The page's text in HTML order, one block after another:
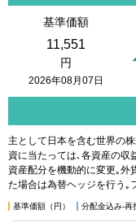
基準価額
11,551
円
2026年08月07日
主として日本を含む世界の
資に当たっては､各資産の収
資産配分を機動的に変更｡外
た場合は為替ヘッジを行う｡
基準価額（円） 分配金込み-再